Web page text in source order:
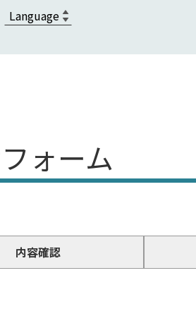
ォーム
内容確認